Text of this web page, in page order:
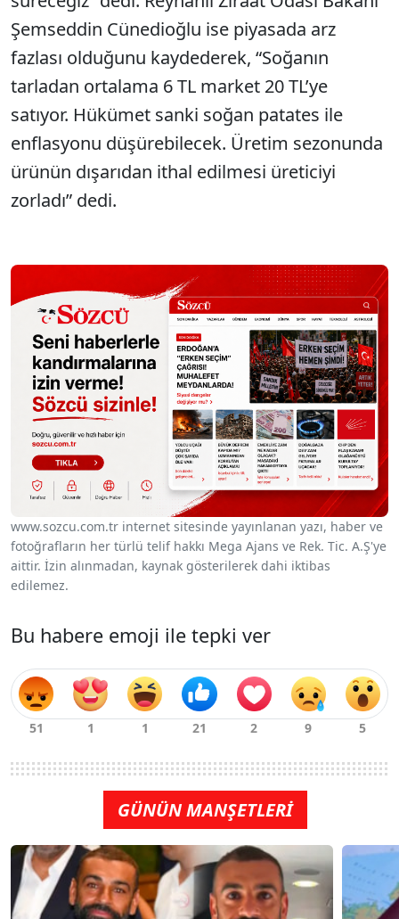
Şemseddin Cünedioğlu ise piyasada arz
fazlası olduğunu kaydederek, “Soğanın
tarladan ortalama 6 TL market 20 TL’ye
satıyor. Hükümet sanki soğan patates ile
enflasyonu düşürebilecek. Üretim sezonunda
ürünün dışarıdan ithal edilmesi üreticiyi
zorladı” dedi.
www.sozcu.com.tr internet sitesinde yayınlanan yazı, haber ve
fotoğrafların her türlü telif hakkı Mega Ajans ve Rek. Tic. A.Ş'ye
aittir. İzin alınmadan, kaynak gösterilerek dahi iktibas
edilemez.
Bu habere emoji ile tepki ver
GÜNÜN MANŞETLERİ